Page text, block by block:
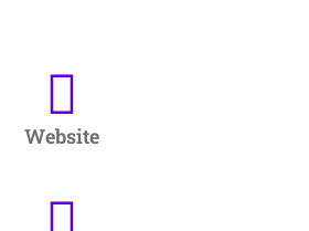
Website